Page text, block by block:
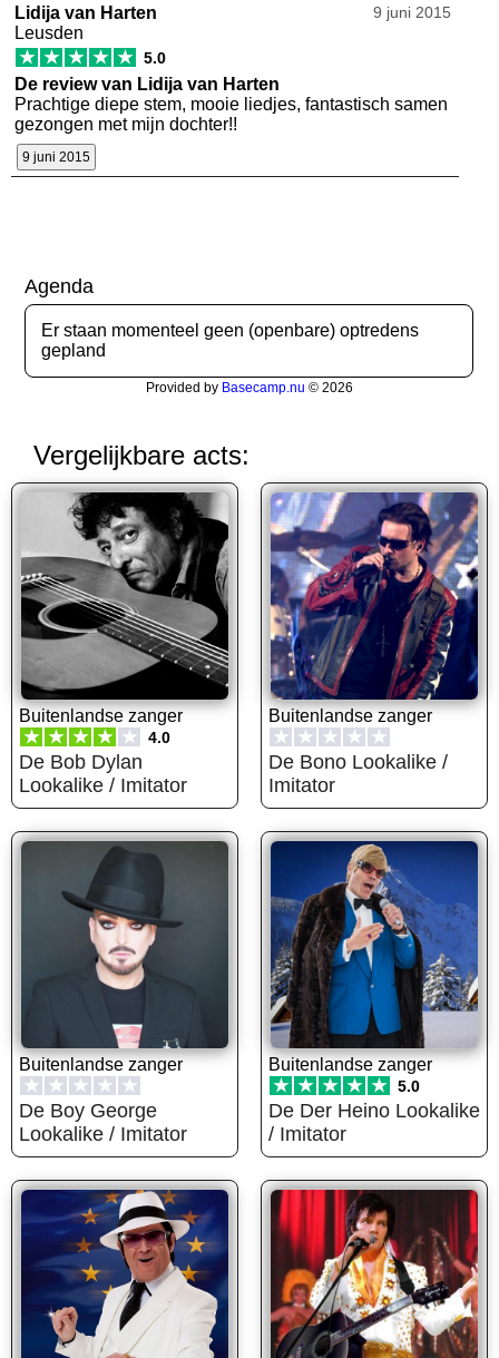
Lidija van Harten
Leusden
9 juni 2015
★ ★ ★ ★ ★ 5.0
De review van Lidija van Harten
Prachtige diepe stem, mooie liedjes, fantastisch samen
gezongen met mijn dochter!!
9 juni 2015
Agenda
Er staan momenteel geen (openbare) optredens
gepland
Provided by Basecamp.nu © 2026
Vergelijkbare acts:
Buitenlandse zanger
★ ★ ★ ★ ★ 4.0
De Bob Dylan
Lookalike / Imitator
Buitenlandse zanger
★ ★ ★ ★ ★
De Bono Lookalike /
Imitator
Buitenlandse zanger
★ ★ ★ ★ ★
De Boy George
Lookalike / Imitator
Buitenlandse zanger
★ ★ ★ ★ ★ 5.0
De Der Heino Lookalike
/ Imitator